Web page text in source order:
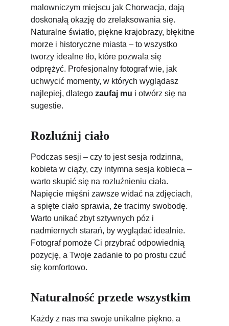
malowniczym miejscu jak Chorwacja, dają
doskonałą okazję do zrelaksowania się.
Naturalne światło, piękne krajobrazy, błękitne
morze i historyczne miasta – to wszystko
tworzy idealne tło, które pozwala się
odprężyć. Profesjonalny fotograf wie, jak
uchwycić momenty, w których wyglądasz
najlepiej, dlatego zaufaj mu i otwórz się na
sugestie.
Rozluźnij ciało
Podczas sesji – czy to jest sesja rodzinna,
kobieta w ciąży, czy intymna sesja kobieca –
warto skupić się na rozluźnieniu ciała.
Napięcie mięśni zawsze widać na zdjęciach,
a spięte ciało sprawia, że tracimy swobodę.
Warto unikać zbyt sztywnych póz i
nadmiernych starań, by wyglądać idealnie.
Fotograf pomoże Ci przybrać odpowiednią
pozycję, a Twoje zadanie to po prostu czuć
się komfortowo.
Naturalność przede wszystkim
Każdy z nas ma swoje unikalne piękno, a